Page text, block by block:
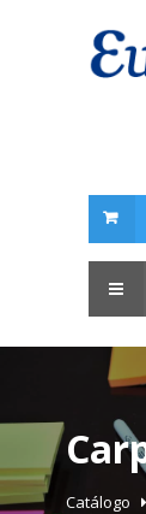
Catálogo